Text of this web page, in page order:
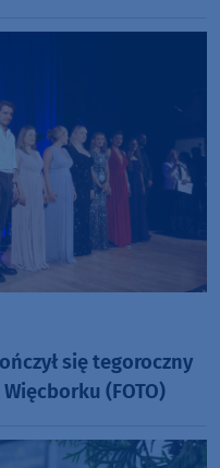
się tegoroczny
(FOTO)